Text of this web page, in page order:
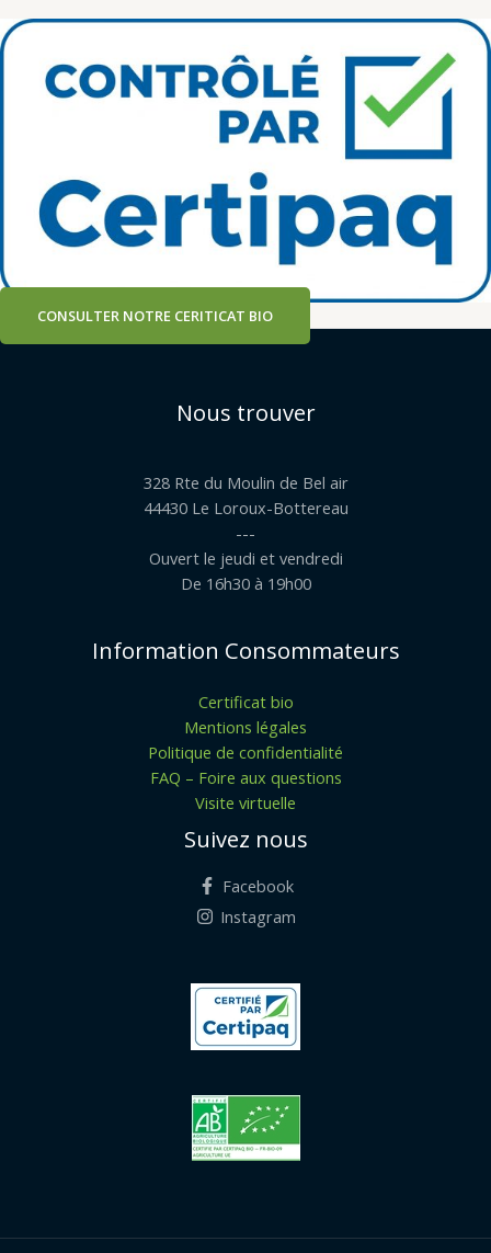
CONSULTER NOTRE CERITICAT BIO
Nous trouver
328 Rte du Moulin de Bel air
44430 Le Loroux-Bottereau
---
Ouvert le jeudi et vendredi
De 16h30 à 19h00
Information Consommateurs
Certificat bio
Mentions légales
Politique de confidentialité
FAQ – Foire aux questions
Visite virtuelle
Suivez nous
Facebook
Instagram